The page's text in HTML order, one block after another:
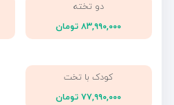
دو تخته
۸۳,۹۹۰,۰۰۰ تومان
کودک با تخت
۷۷,۹۹۰,۰۰۰ تومان